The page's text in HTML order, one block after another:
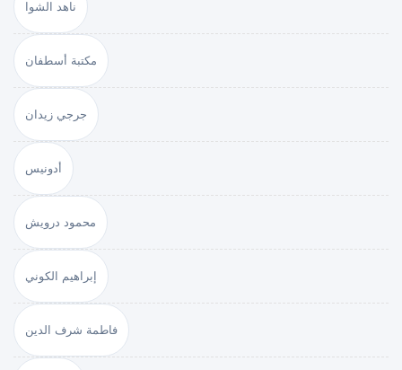
ناهد الشوا
مكتبة أسطفان
جرجي زيدان
أدونيس
محمود درويش
إبراهيم الكوني
فاطمة شرف الدين